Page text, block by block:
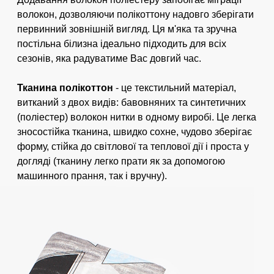
оплата банківським чи поштовим
переказом;
розрахунок за допомогою картки
Приватбанку;
розрахунок при отриманні поштою.
10% від суми замовлення, але не менше
200 грн.)
Ми дбаємо про своїх клієнтів, тому наш
менеджер допоможе вам підібрати зручний
спосіб оплати та уточнить усі необхідні
реквізити. При підтвердженні та оплаті
замовлень до 14:00 відправка того ж дня,
решта наступного дня.
Інтернет-магазин Oba-na.com здійснює
доставку за допомогою послуг
ВІДПРАВИТИ ВІДГУК
волокон, дозволяючи полікоттону надовго зберігати
первинний зовнішній вигляд. Ця м'яка та зручна
постільна білизна ідеально підходить для всіх
сезонів, яка радуватиме Вас довгий час.
Тканина полікоттон - це текстильний матеріал,
витканий з двох видів: бавовняних та синтетичних
(поліестер) волокон нитки в одному виробі. Це легка
зносостійка тканина, швидко сохне, чудово зберігає
форму, стійка до світлової та теплової дії і проста у
догляді (тканину легко прати як за допомогою
машинного прання, так і вручну).